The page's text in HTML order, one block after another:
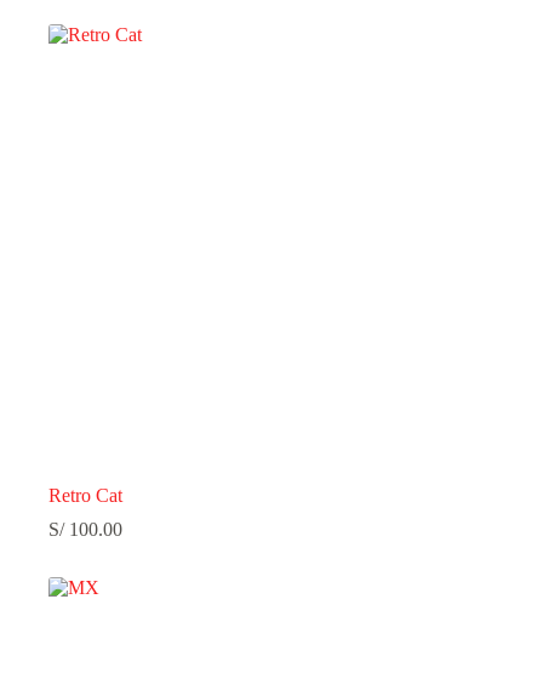
Retro Cat
S/100.00